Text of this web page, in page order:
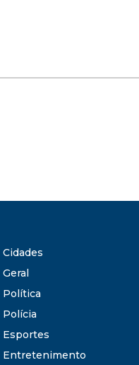
Cidades
Geral
Política
Polícia
Esportes
Entretenimento